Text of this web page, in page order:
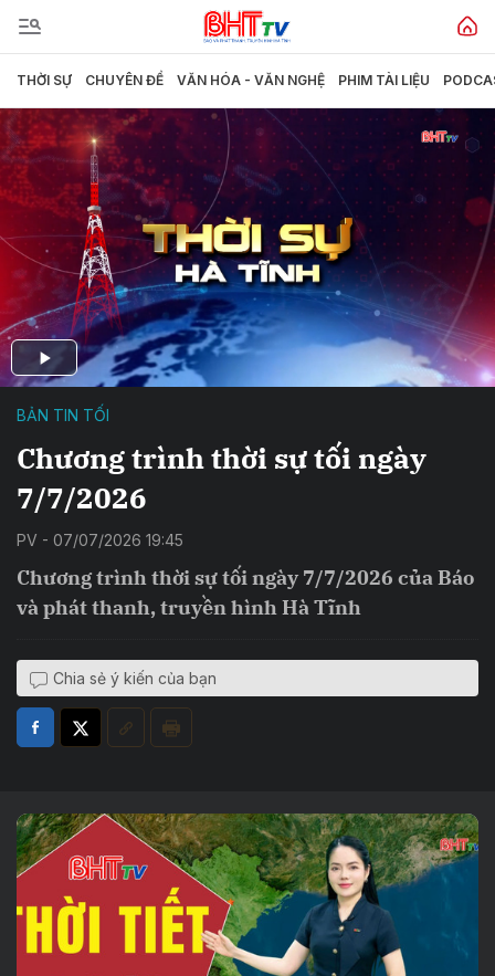
THỜI SỰ CHUYÊN ĐỀ VĂN HÓA - VĂN NGHỆ PHIM TÀI LIỆU
BẢN TIN TỐI
Chương trình thời sự tối ngày
7/7/2026
PV - 07/07/2026 19:45
Chương trình thời sự tối ngày 7/7/2026 của Báo
và phát thanh, truyền hình Hà Tĩnh
Chia sẻ ý kiến của bạn